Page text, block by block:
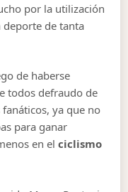
por la utilización
deporte de tanta
de haberse
todos defraudo de
ya que no
para ganar
en elciclismo